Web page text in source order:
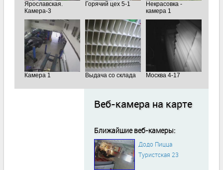
Ярославская.
Камера-3
Горячий цех 5-1
Некрасовка -
камера 1
Камера 1 Выдача со склада Москва 4-17
Веб-камера на карте
Ближайшие веб-камеры:
Додо Пицца
Туристская 23